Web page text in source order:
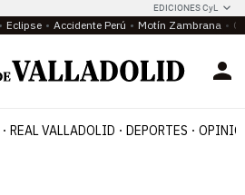
EDICIONES CyL
Eclipse Accidente Perú Motín Zambrana
REAL VALLADOLID DEPORTES